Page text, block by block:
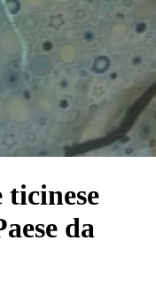
da